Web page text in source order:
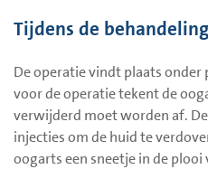
U wordt verzocht uw
plaats te nemen in de
Eén uur tevoren neemt u
Tijdens de behandeling
De operatie vindt plaats
voor de operatie tekent de
verwijderd moet worden af.
injecties om de huid te
oogarts een sneetje in de